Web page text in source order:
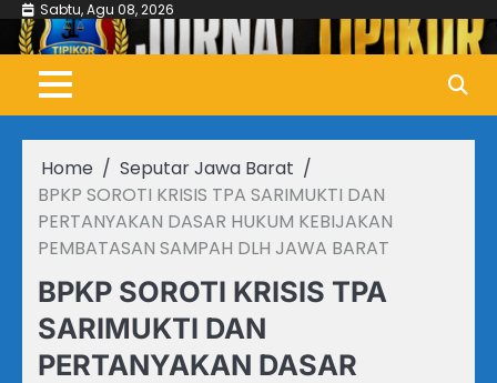
Skip
content
Sabtu, Agu 08, 2026
Home
Seputar Jawa Barat
BPKP SOROTI KRISIS TPA SARIMUKTI DAN
PERTANYAKAN DASAR HUKUM KEBIJAKAN
PEMBATASAN SAMPAH DLH JAWA BARAT
BPKP SOROTI KRISIS TPA
SARIMUKTI DAN
PERTANYAKAN DASAR